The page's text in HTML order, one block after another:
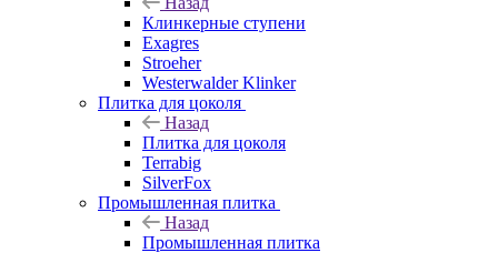
Клинкерные ступени
Exagres
Stroeher
Westerwalder Klinker
Плитка для цоколя
Назад
Плитка для цоколя
Terrabig
SilverFox
Промышленная плитка
Назад
Промышленная плитка